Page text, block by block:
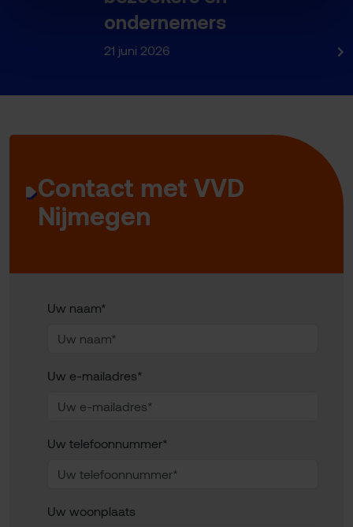
ondernemers
21 juni 2026
Contact met VVD
Nijmegen
Uw naam*
Uw e-mailadres*
Uw telefoonnummer*
Uw woonplaats